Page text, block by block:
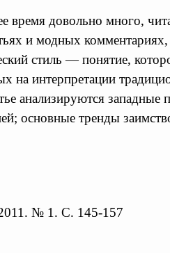
довольно много,
и модных
стиль — понятие,
на интерпретации
анализируются западные
основные тренды
2011. № 1. С. 145-157